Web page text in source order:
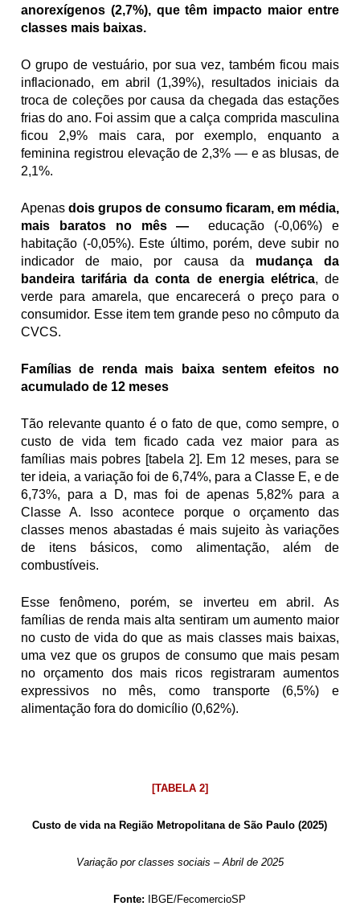
anorexígenos (2,7%), que têm impacto maior entre
classes mais baixas.
O grupo de vestuário, por sua vez, também ficou mais
inflacionado, em abril (1,39%), resultados iniciais da
troca de coleções por causa da chegada das estações
frias do ano. Foi assim que a calça comprida masculina
ficou 2,9% mais cara, por exemplo, enquanto a
feminina registrou elevação de 2,3% — e as blusas, de
2,1%.
Apenas dois grupos de consumo ficaram, em média,
mais baratos no mês — educação (-0,06%) e
habitação (-0,05%). Este último, porém, deve subir no
indicador de maio, por causa da mudança da
bandeira tarifária da conta de energia elétrica, de
verde para amarela, que encarecerá o preço para o
consumidor. Esse item tem grande peso no cômputo da
CVCS.
Famílias de renda mais baixa sentem efeitos no
acumulado de 12 meses
Tão relevante quanto é o fato de que, como sempre, o
custo de vida tem ficado cada vez maior para as
famílias mais pobres [tabela 2]. Em 12 meses, para se
ter ideia, a variação foi de 6,74%, para a Classe E, e de
6,73%, para a D, mas foi de apenas 5,82% para a
Classe A. Isso acontece porque o orçamento das
classes menos abastadas é mais sujeito às variações
de itens básicos, como alimentação, além de
combustíveis.
Esse fenômeno, porém, se inverteu em abril. As
famílias de renda mais alta sentiram um aumento maior
no custo de vida do que as mais classes mais baixas,
uma vez que os grupos de consumo que mais pesam
no orçamento dos mais ricos registraram aumentos
expressivos no mês, como transporte (6,5%) e
alimentação fora do domicílio (0,62%).
[TABELA 2]
Custo de vida na Região Metropolitana de São Paulo (2025)
Variação por classes sociais – Abril de 2025
Fonte: IBGE/FecomercioSP